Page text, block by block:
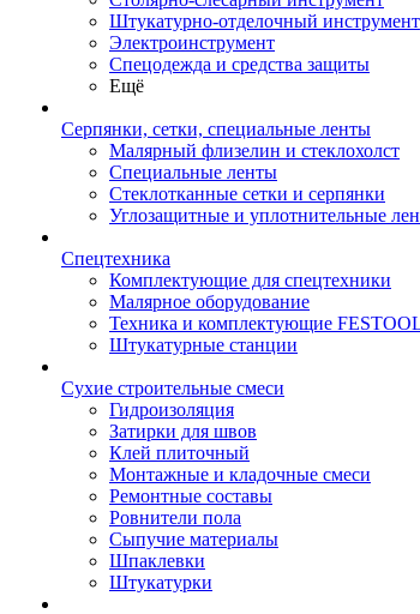
Штукатурно-отделочный инструмент
Электроинструмент
Спецодежда и средства защиты
Ещё
Серпянки, сетки, специальные ленты
Малярный флизелин и стеклохолст
Специальные ленты
Стеклотканные сетки и серпянки
Углозащитные и уплотнительные
Спецтехника
Комплектующие для спецтехники
Малярное оборудование
Техника и комплектующие
Штукатурные станции
Сухие строительные смеси
Гидроизоляция
Затирки для швов
Клей плиточный
Монтажные и кладочные смеси
Ремонтные составы
Ровнители пола
Сыпучие материалы
Шпаклевки
Штукатурки